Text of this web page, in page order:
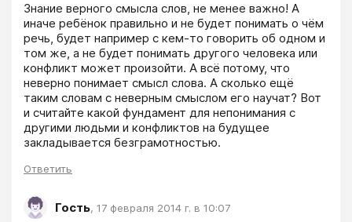
Знание верного смысла слов, не менее важно! А
иначе ребёнок правильно и не будет понимать о чём
речь, будет например с кем-то говорить об одном и
том же, а не будет понимать другого человека или
конфликт может произойти. А всё потому, что
неверно понимает смысл слова. А сколько ещё
таким словам с неверным смыслом его научат? Вот
и считайте какой фундамент для непонимания с
другими людьми и конфликтов на будущее
закладывается безграмотностью.
Ответить
Гость, 17 февраля 2014 г. в 10:07